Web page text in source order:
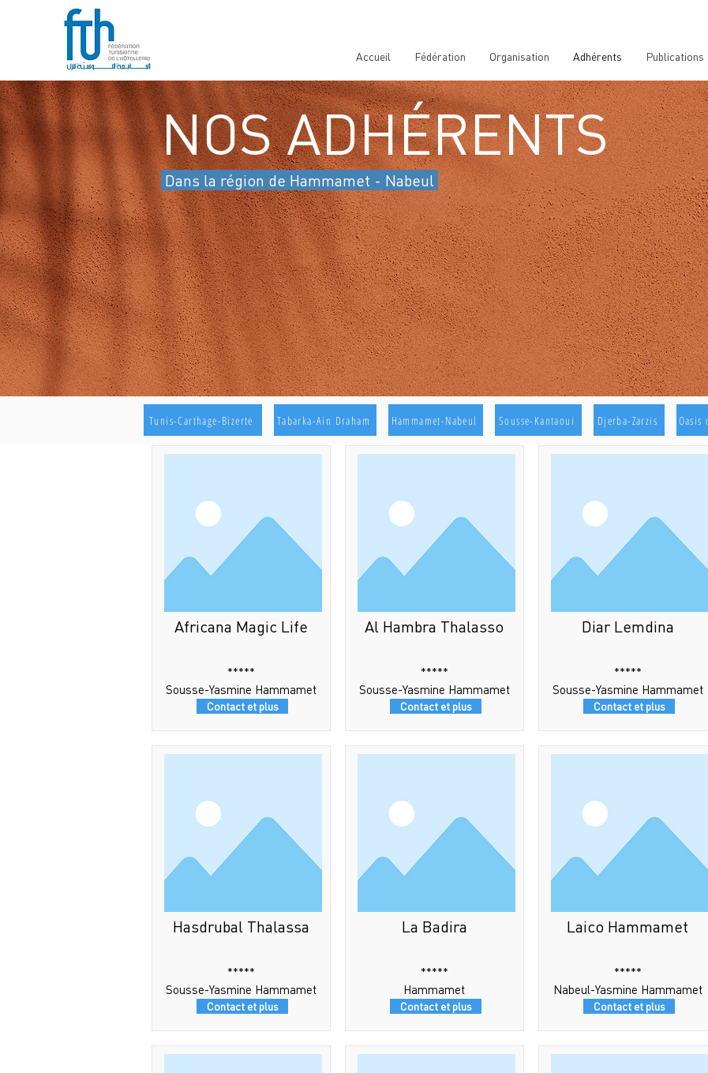
Accueil Fédération Organisation Adhérents Publications
NOS ADHÉRENTS
Dans la région de Hammamet - Nabeul
Tunis-Carthage-Bizerte Tabarka-Ain Draham Hammamet-Nabeul Sousse-Kantaoui Djerba-Zarzis Oasis
Africana Magic Life
*****
Sousse-Yasmine Hammamet
Contact et plus
Hasdrubal Thalassa
*****
Sousse-Yasmine Hammamet
Contact et plus
Al Hambra Thalasso
*****
Sousse-Yasmine Hammamet
Contact et plus
La Badira
*****
Hammamet
Contact et plus
Diar Lemdina
*****
Sousse-Yasmine Hammamet
Contact et plus
Laico Hammamet
*****
Nabeul-Yasmine Hammamet
Contact et plus